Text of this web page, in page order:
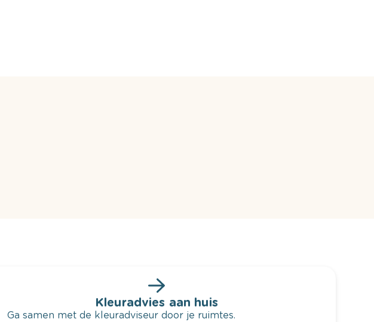
Kleuradvies aan huis
Ga samen met de kleuradviseur door je ruimtes.